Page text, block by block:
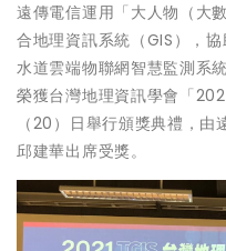
遠傳電信運用「大人物（大
合地理資訊系統（GIS），
水道雲端物聯網智慧監測系
榮獲台灣地理資訊學會「
（20）日舉行頒獎典禮，
邱建華出席受獎。